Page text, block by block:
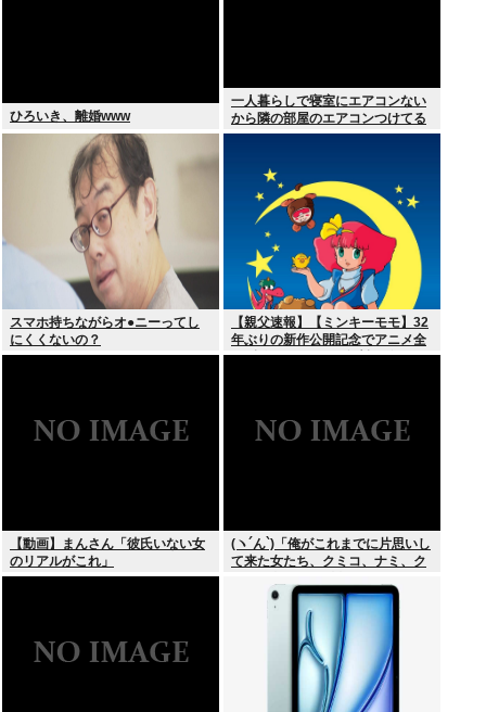
ひろいき、離婚www
一人暮らしで寝室にエアコンない
から隣の部屋のエアコンつけてる
スマホ持ちながらオ●ニーってし
にくくないの？
【親父速報】【ミンキーモモ】32
年ぶりの新作公開記念でアニメ全
128話をYouTubeで無料配信。8月
【動画】まんさん「彼氏いない女
のリアルがこれ」
(ヽ´ん`)「俺がこれまでに片思いし
て来た女たち、クミコ、ナミ、ク
オリ、ユカリ…」